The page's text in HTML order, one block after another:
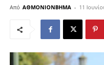
Από ΑΘΜΟΝΙΟΝΒΗΜΑ - 11